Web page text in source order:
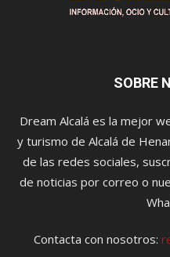
SOBRE
Dream Alcalá es la mejor
y turismo de Alcalá de
de las redes sociales,
de noticias por correo o
Contacta con nosotros: